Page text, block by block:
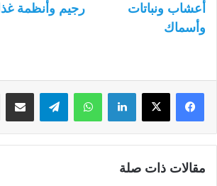
أعشاب ونباتات رجيم وأنظمة
وأسماك
لينكدإن واتساب
مقالات ذات صلة